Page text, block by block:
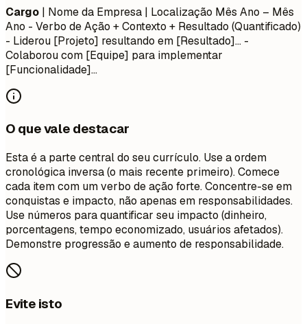
Cargo | Nome da Empresa | Localização Mês Ano – Mês
Ano - Verbo de Ação + Contexto + Resultado (Quantificado)
- Liderou [Projeto] resultando em [Resultado]... -
Colaborou com [Equipe] para implementar
[Funcionalidade]...
O que vale destacar
Esta é a parte central do seu currículo. Use a ordem
cronológica inversa (o mais recente primeiro). Comece
cada item com um verbo de ação forte. Concentre-se em
conquistas e impacto, não apenas em responsabilidades.
Use números para quantificar seu impacto (dinheiro,
porcentagens, tempo economizado, usuários afetados).
Demonstre progressão e aumento de responsabilidade.
Evite isto